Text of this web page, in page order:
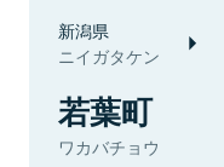
新潟県
ニイガタケン
若葉町
ワカバチョウ